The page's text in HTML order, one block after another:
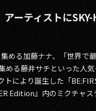
ーティストに
める加藤ナナ、「世界で
める藤井サチといった人
により誕生した「
Edition』内のミクチャス